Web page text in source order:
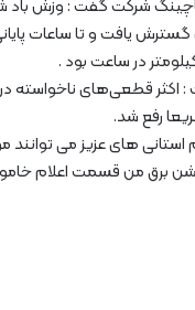
گسترش یافت و تا ساعات
: اکثر قطعی‌های
رفع شد.
های عزیز می‌ توانند
اپلیکیشن برق من قسمت